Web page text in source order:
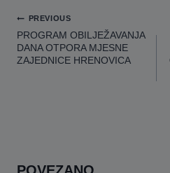
Navigacija
članaka
PREVIOUS
PROGRAM OBILJEŽAVANJA
DANA OTPORA MJESNE
ZAJEDNICE HRENOVICA